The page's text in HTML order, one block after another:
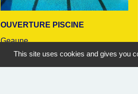
OUVERTURE PISCINE
Geaune
14:30
This site uses cookies and gives you